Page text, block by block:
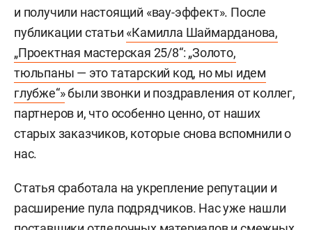
и получили настоящий «вау-эффект». После
публикации статьи «Камилла Шаймарданова,
„Проектная мастерская 25/8“: „Золото,
тюльпаны — это татарский код, но мы идем
глубже“»были звонки и поздравления от коллег,
партнеров и, что особенно ценно, от наших
старых заказчиков, которые снова вспомнили о
нас.
Статья сработала на укрепление репутации и
расширение пула подрядчиков. Нас уже нашли